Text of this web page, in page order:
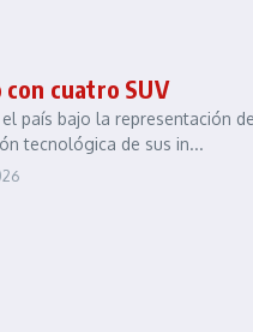
cuatro SUV
país bajo la representación
tecnológica de sus in...